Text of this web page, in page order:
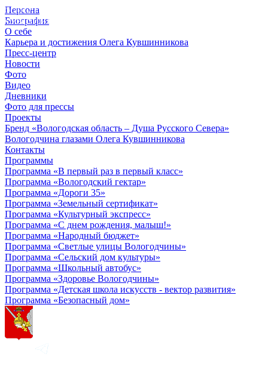
Персона
Биография
О себе
Карьера и достижения Олега Кувшинникова
Пресс-центр
Новости
Фото
Видео
Дневники
Фото для прессы
Проекты
Бренд «Вологодская область – Душа Русского Севера»
Вологодчина глазами Олега Кувшинникова
Контакты
Программы
Программа «В первый раз в первый класс»
Программа «Вологодский гектар»
Программа «Дороги 35»
Программа «Земельный сертификат»
Программа «Культурный экспресс»
Программа «С днем рождения, малыш!»
Программа «Народный бюджет»
Программа «Светлые улицы Вологодчины»
Программа «Сельский дом культуры»
Программа «Школьный автобус»
Программа «Здоровье Вологодчины»
Программа «Детская школа искусств - вектор развития»
Программа «Безопасный дом»
© 2012 - 2023,
КУВШИННИКОВ О.А.